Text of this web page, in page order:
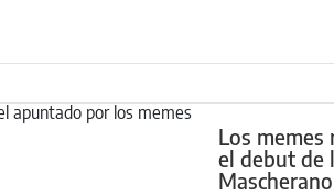
Los memes
el debut de